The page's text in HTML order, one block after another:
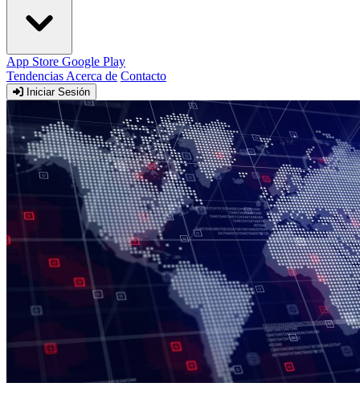
App Store Google Play
Tendencias Acerca de Contacto
Iniciar Sesión